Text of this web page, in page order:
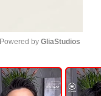
U
n
m
Powered by GliaStudios